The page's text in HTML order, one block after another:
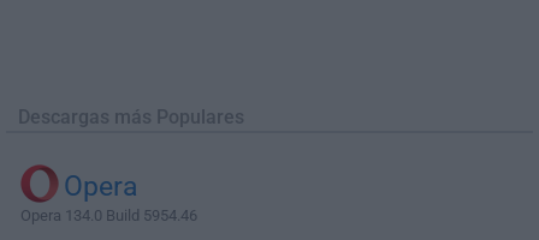
Descargas más Populares
Opera
Opera 134.0 Build 5954.46